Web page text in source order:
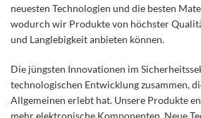
neuesten Technologien und die besten
wodurch wir Produkte von höchster
und Langlebigkeit anbieten können.
Die jüngsten Innovationen im
technologischen Entwicklung zusammen,
Allgemeinen erlebt hat. Unsere Produkte
mehr elektronische Komponenten. Neue